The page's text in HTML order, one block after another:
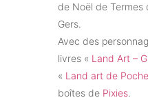
de Noël de Termes
Gers.
Avec des
livres « Land Art –
« Land art de Poche
boîtes de Pixies.